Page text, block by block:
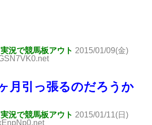
況で競馬板アウト 2015/01/09(金)
月引っ張るのだろうか
況で競馬板アウト 2015/01/11(日)